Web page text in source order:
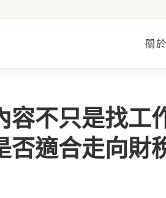
關
容不只是找工
否適合走向財